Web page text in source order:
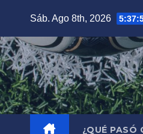
contenido
Sáb. Ago 8th, 2026
¿QUÉ PASÓ